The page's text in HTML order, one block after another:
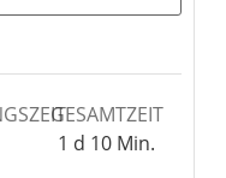
GESAMTZEIT
1 d 10 Min.